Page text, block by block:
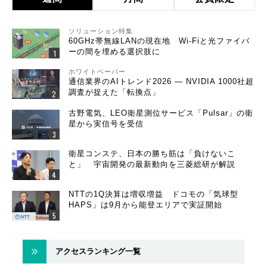
ソリューション特集
60GHz帯無線LANの現在地 Wi-Fiと光ファイバ
ーの間を埋める選択肢に
ホワイトペーパー
通信業界のAIトレンド2026 ― NVIDIA 1000社超
調査が捉えた「転換点」
古野電気、LEO衛星測位サービス「Pulsar」の衛
星から実信号を受信
衛星コンステ、日本の勝ち筋は「負けないこ
と」 宇宙開発の最新動向を三菱総研が解説
NTTの1Q決算は増収増益 ドコモの「気球型
HAPS」は9月から能登エリアで実証開始
アクセスランキング一覧